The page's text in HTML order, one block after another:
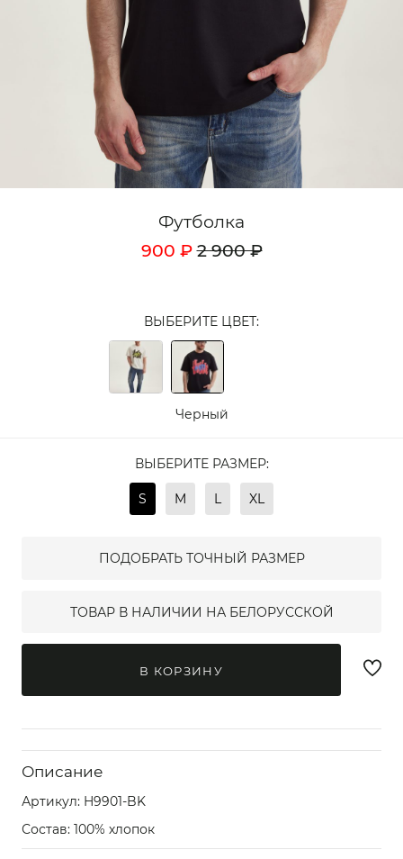
Футболка
900 ₽ 2 900 ₽
ВЫБЕРИТЕ ЦВЕТ:
Черный
ВЫБЕРИТЕ РАЗМЕР:
S M L XL
ПОДОБРАТЬ ТОЧНЫЙ РАЗМЕР
ТОВАР В НАЛИЧИИ НА БЕЛОРУССКОЙ
В КОРЗИНУ
Описание
Артикул: H9901-BK
Состав: 100% хлопок
Кардиганы
Комплекты
Лонгсливы
Аксессуары